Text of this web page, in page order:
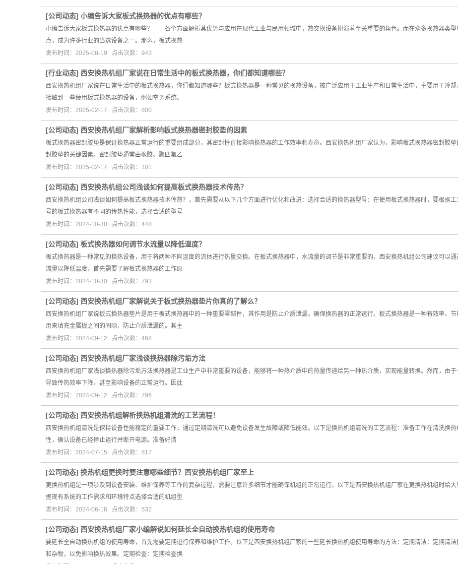
[公司动态] 小编告诉大家板式换热器的优点有哪些？
小编告诉大家板式换热器的优点有哪些？——各个方面解析其优势与应用在现代工业与民用领域中，热交换设备扮演着至关重要的角色。而在众多换热器类
点，成为许多行业的当选设备之一。那么，板式换热
发布时间：2025-08-19 点击次数：943
[行业动态] 西安换热机组厂家说在日常生活中的板式换热器，你们都知道哪些？
西安换热机组厂家说在日常生活中的板式换热器，你们都知道哪些？板式换热器是一种常见的换热设备，被广泛应用于工业生产和日常生活中，主要用于冷
接触到一些使用板式换热器的设备，例如空调系统、
发布时间：2025-02-17 点击次数：800
[公司动态] 西安换热机组厂家解析影响板式换热器密封胶垫的因素
板式换热器密封胶垫是保证换热器正常运行的重要组成部分，其密封性直接影响换热器的工作效率和寿命。西安换热机组厂家认为，影响板式换热器密封胶
封胶垫的关键因素。密封胶垫通常由橡胶、聚四氟乙
发布时间：2025-02-17 点击次数：101
[公司动态] 西安换热机组公司浅谈如何提高板式换热器技术传热？
西安换热机组公司浅谈如何提高板式换热器技术传热？，首先需要从以下几个方面进行优化和改进：选择合适的换热器型号：在使用板式换热器时，要根据
号的板式换热器有不同的传热性能，选择合适的型号
发布时间：2024-10-30 点击次数：448
[公司动态] 板式换热器如何调节水流量以降低温度？
板式换热器是一种常见的换热设备，用于将两种不同温度的流体进行热量交换。在板式换热器中，水流量的调节是非常重要的，西安换热机组公司建议可以
流量以降低温度，首先需要了解板式换热器的工作原
发布时间：2024-10-30 点击次数：793
[公司动态] 西安换热机组厂家解说关于板式换热器垫片你真的了解么？
西安换热机组厂家说板式换热器垫片是用于板式换热器中的一种重要零部件，其作用是防止介质泄漏，确保换热器的正常运行。板式换热器是一种有效率、
用来填充金属板之间的间隙，防止介质泄漏的。其主
发布时间：2024-09-12 点击次数：468
[公司动态] 西安换热机组厂家浅谈换热器除污垢方法
西安换热机组厂家浅谈换热器除污垢方法换热器是工业生产中非常重要的设备，能够将一种热介质中的热量传递给另一种热介质，实现能量转换。然而，由
导致传热效率下降，甚至影响设备的正常运行。因此
发布时间：2024-09-12 点击次数：796
[公司动态] 西安换热机组解析​换热机组清洗的工艺流程！
西安换热机组清洗是保持设备性能稳定的重要工作，通过定期清洗可以避免设备发生故障或降低能效。以下是换热机组清洗的工艺流程：准备工作在清洗换
性，确认设备已经停止运行并断开电源。准备好清
发布时间：2024-07-15 点击次数：817
[公司动态] 换热机组更换时要注意哪些细节？西安换热机组厂家至上
更换热机组是一项涉及到设备安装、维护保养等工作的复杂过程，需要注意许多细节才能确保机组的正常运行。以下是西安换热机组厂家在更换热机组时给
据现有系统的工作需求和环境特点选择合适的机组型
发布时间：2024-06-18 点击次数：532
[公司动态] 西安换热机组厂家小编解说如何延长全自动换热机组的使用寿命
要延长全自动换热机组的使用寿命，首先需要定期进行保养和维护工作。以下是西安换热机组厂家的一些延长换热机组使用寿命的方法：定期清洁：定期清
和杂物，以免影响换热效果。定期检查：定期检查换